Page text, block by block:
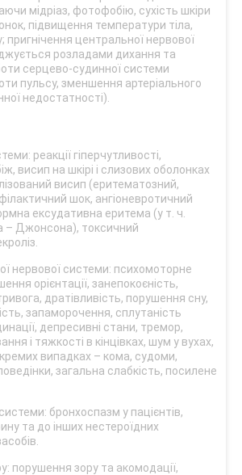
мідріаз, фотофобію, сухість шкіри
підвищення температури тіла,
пригнічення центральної нервової
розладами дихання та
серцево-судинної системи
пульсу, зменшення артеріального
недостатності).
реакції гіперчутливості,
висип на шкірі і слизових оболонках
висип (еритематозний,
шок, ангіоневротичний
ексудативна еритема (у т. ч.
– Джонсона), токсичний
нервової системи: психомоторне
орієнтації, занепокоєність,
дратівливість, порушення сну,
запаморочення, сплутаність
депресивні стани, тремор,
і тяжкості в кінцівках, шум у вухах,
випадках – кома, судоми,
загальна слабкість, посилене
бронхоспазм у пацієнтів,
та до інших нестероїдних
порушення зору та акомодації,